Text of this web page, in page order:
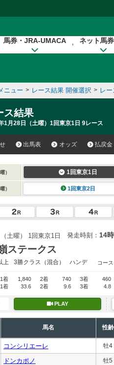
馬券・JRA-UMACA ネット馬
ニュー > レース結果 開催選択 > レ
ス結果
1月28日（土曜）1回東京1日 9レース
出馬表 オッズ 払戻金
） 1回東京1日
） 1回東京2日
土曜） 1回東京1日 発走時刻： 14
ステークス
上 3勝クラス （混合） ハンデ コー
1着 1,840 2着 740 3着
460
1着 33.6 2着 9.6 3着 4.8
PLAY
馬名 性齢
コンシリエーレ 牡4
ドンカポノ 牡5